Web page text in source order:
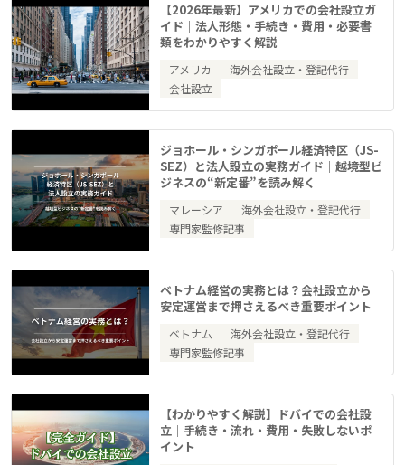
【2026年最新】アメリカでの会社設立ガ
イド｜法人形態・手続き・費用・必要書
類をわかりやすく解説
アメリカ
海外会社設立・登記代行
会社設立
ジョホール・シンガポール経済特区（JS-
SEZ）と法人設立の実務ガイド｜越境型ビ
ジネスの“新定番”を読み解く
マレーシア
海外会社設立・登記代行
専門家監修記事
ベトナム経営の実務とは？会社設立から
安定運営まで押さえるべき重要ポイント
ベトナム
海外会社設立・登記代行
専門家監修記事
【わかりやすく解説】ドバイでの会社設
立｜手続き・流れ・費用・失敗しないポ
イント